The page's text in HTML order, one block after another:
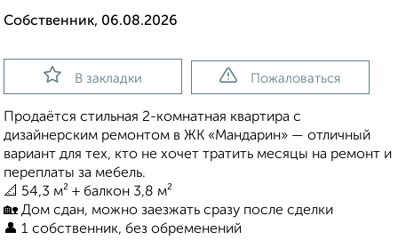
Собственник, 06.08.2026
В закладки Пожаловаться
Продаётся стильная 2-комнатная квартира с
дизайнерским ремонтом в ЖК «Мандарин» — отличный
вариант для тех, кто не хочет тратить месяцы на ремонт и
переплаты за мебель.
📐 54,3 м² + балкон 3,8 м²
🏡 Дом сдан, можно заезжать сразу после сделки
👤 1 собственник, без обременений